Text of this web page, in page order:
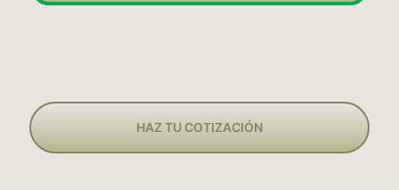
HAZ TU COTIZACIÓN